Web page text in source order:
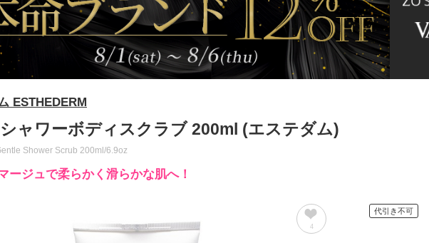
ESTHEDERM
ャワーボディスクラブ 200ml (エステダム)
Shower Scrub 200ml/6.9oz
ージュで柔らかく滑らかな肌へ！
4
代引き不可